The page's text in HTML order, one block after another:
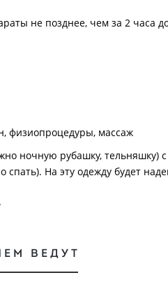
не позднее, чем за 2 часа
физиопроцедуры, массаж
ночную рубашку, тельняшку)
На эту одежду будет
ВЕДУТ